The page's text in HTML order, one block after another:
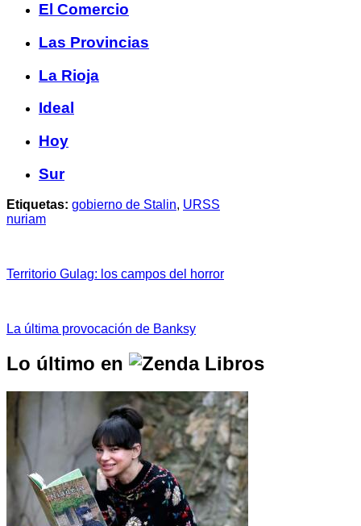
El Comercio
Las Provincias
La Rioja
Ideal
Hoy
Sur
Etiquetas: gobierno de Stalin, URSS
nuriam
Territorio Gulag: los campos del horror
La última provocación de Banksy
Lo último en